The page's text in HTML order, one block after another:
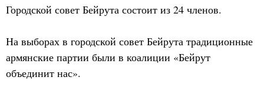
Городской совет Бейрута состоит из 24 членов.
На выборах в городской совет Бейрута традиционные
армянские партии были в коалиции «Бейрут
объединит нас».